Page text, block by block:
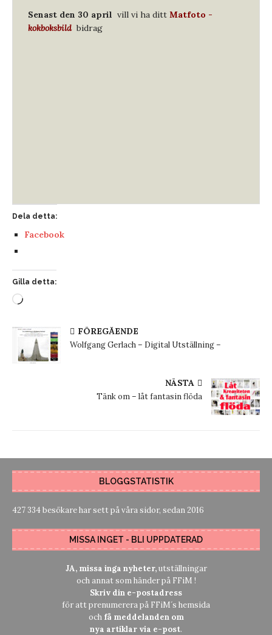
Senast den 30 april vill vi ha ditt Matfoto -
kokboksbild bidrag
Dela detta:
Facebook
Gilla detta:
FÖREGÅENDE
Wolfgang Gerlach – Digital Utställning –
NÄSTA
Tänk om – låt fantasin flöda
BLOGGSTATISTIK
427 334 besökare har sett på våra sidor, sedan 2016
MISSA INGET - BLI UPPDATERAD
JA, missa inga nyheter,utställningar
och annat som händer på FFiM !
Skriv din e-postadress
för att prenumerera på FFiM´s hemsida
och få meddelanden om
nya artiklar via e-post.